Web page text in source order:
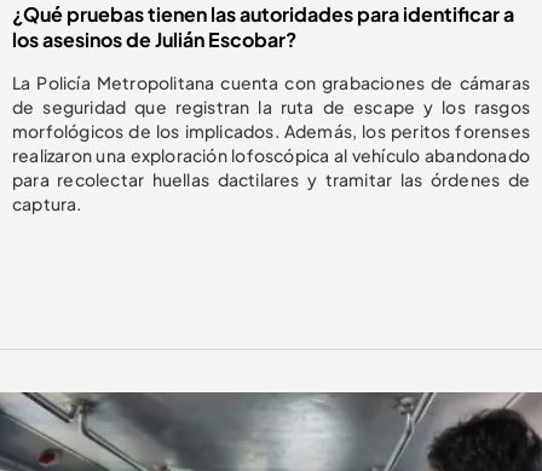
¿Qué pruebas tienen las autoridades para identificar a
los asesinos de Julián Escobar?
La Policía Metropolitana cuenta con grabaciones de cámaras
de seguridad que registran la ruta de escape y los rasgos
morfológicos de los implicados. Además, los peritos forenses
realizaron una exploración lofoscópica al vehículo abandonado
para recolectar huellas dactilares y tramitar las órdenes de
captura.